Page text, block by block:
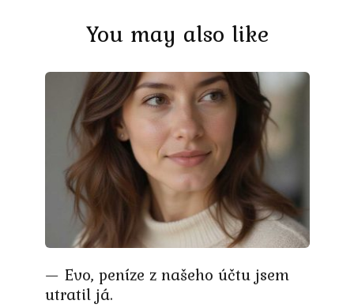
You may also like
— Evo, peníze z našeho účtu jsem
utratil já.